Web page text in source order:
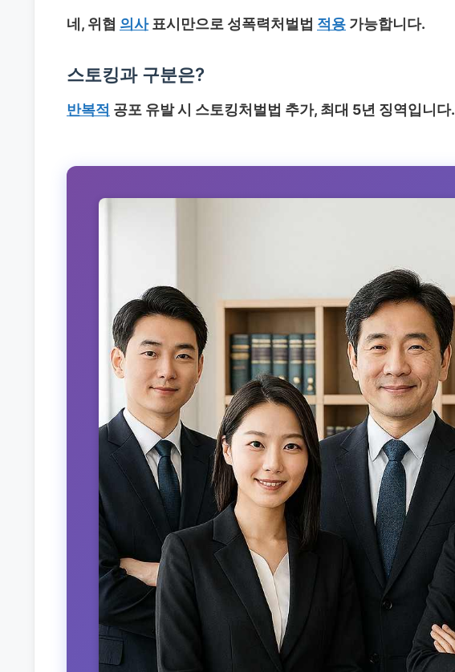
네, 위협 의사표시만으로 성폭력처벌법 적용 가능합니다.
스토킹과 구분은?
반복적 공포 유발 시 스토킹처벌법 추가, 최대 5년 징역입니다.